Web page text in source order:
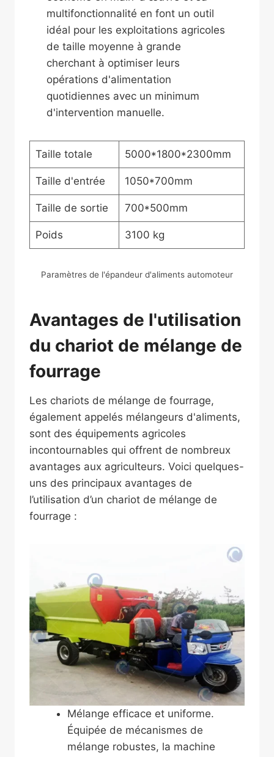
multifonctionnalité en font un outil
idéal pour les exploitations agricoles
de taille moyenne à grande
cherchant à optimiser leurs
opérations d'alimentation
quotidiennes avec un minimum
d'intervention manuelle.
Taille totale 5000*1800*2300mm
Taille d'entrée 1050*700mm
Taille de sortie 700*500mm
Poids 3100 kg
Paramètres de l'épandeur d'aliments automoteur
Avantages de l'utilisation
du chariot de mélange de
fourrage
Les chariots de mélange de fourrage,
également appelés mélangeurs d'aliments,
sont des équipements agricoles
incontournables qui offrent de nombreux
avantages aux agriculteurs. Voici quelques-
uns des principaux avantages de
l’utilisation d’un chariot de mélange de
fourrage :
Mélange efficace et uniforme.
Équipée de mécanismes de
mélange robustes, la machine